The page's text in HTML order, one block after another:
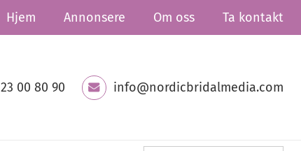
Hjem Annonsere Om oss Ta kontakt
23 00 80 90 info@nordicbridalmedia.com